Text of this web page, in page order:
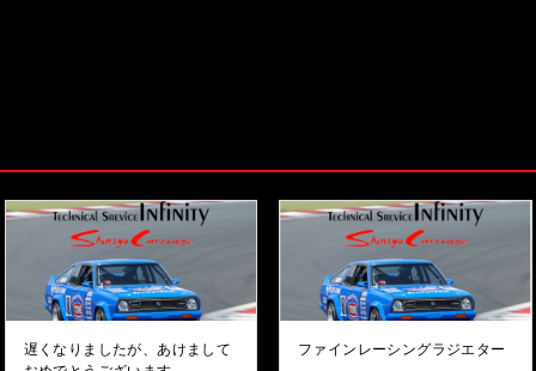
遅くなりましたが、あけまして
ファインレーシングラジエター